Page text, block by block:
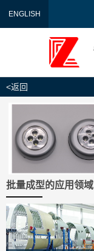
ENGLISH
<返回
批量成型的应用领域